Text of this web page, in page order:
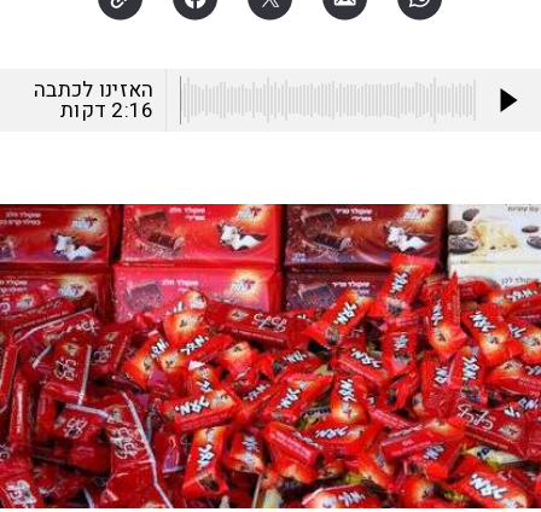
האזינו לכתבה
2:16 דקות